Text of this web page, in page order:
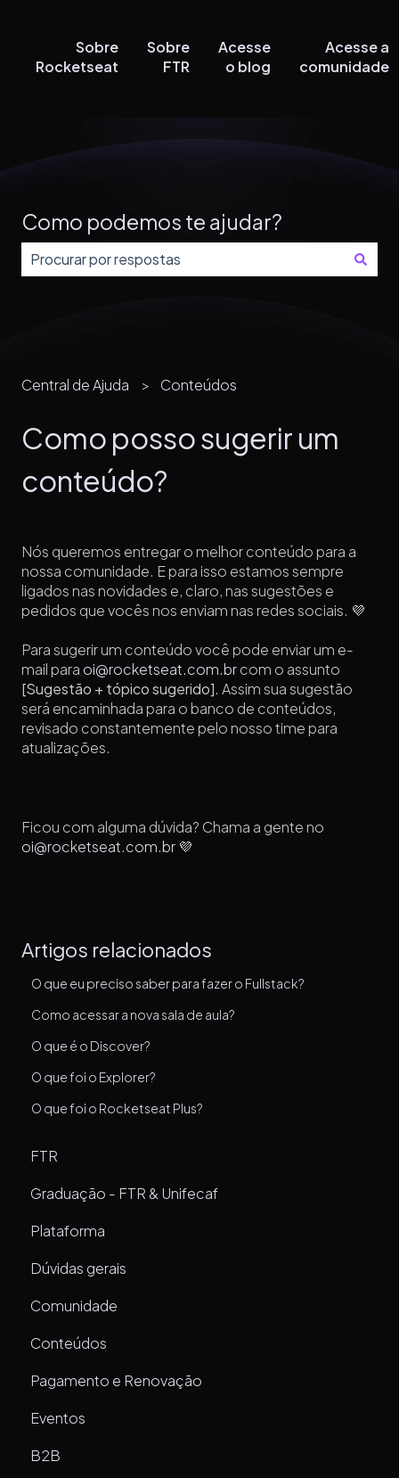
Sobre
Rocketseat
Sobre
FTR
Acesse
o blog
Acesse a
comunidade
Como podemos te ajudar?
Central de Ajuda Conteúdos
Como posso sugerir um
conteúdo?
Nós queremos entregar o melhor conteúdo para a
nossa comunidade. E para isso estamos sempre
ligados nas novidades e, claro, nas sugestões e
pedidos que vocês nos enviam nas redes sociais. 💜
Para sugerir um conteúdo você pode enviar um e-
mail para oi@rocketseat.com.brcom o assunto
[Sugestão + tópico sugerido]. Assim sua sugestão
será encaminhada para o banco de conteúdos,
revisado constantemente pelo nosso time para
atualizações.
Ficou com alguma dúvida? Chama a gente no
oi@rocketseat.com.br 💜
Artigos relacionados
O que eu preciso saber para fazer o Fullstack?
Como acessar a nova sala de aula?
O que é o Discover?
O que foi o Explorer?
O que foi o Rocketseat Plus?
FTR
Graduação - FTR & Unifecaf
Plataforma
Dúvidas gerais
Comunidade
Conteúdos
Pagamento e Renovação
Eventos
B2B